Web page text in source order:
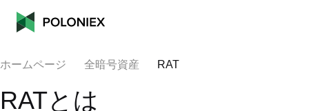
ホームページ 全暗号資産 RAT
RATとは